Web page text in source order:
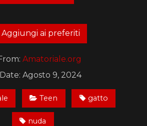
Aggiungi ai preferiti
Amatoriale.org
Date: Agosto 9, 2024
Teen gatto
nuda